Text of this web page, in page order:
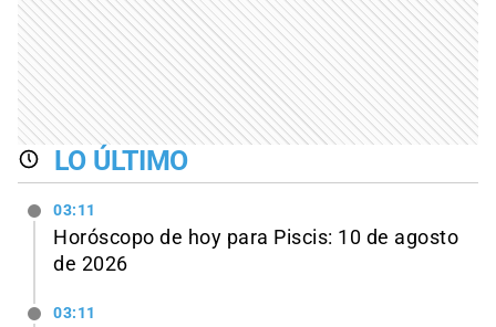
LO ÚLTIMO
03:11
Horóscopo de hoy para Piscis: 10 de agosto
de 2026
03:11